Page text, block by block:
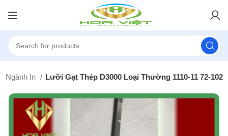
Ngành In Lưỡi Gạt Thép D3000 Loại Thường 1110-11 72-102